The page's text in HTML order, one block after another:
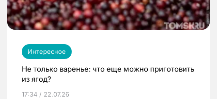
Интересное
Не только варенье: что еще можно приготовить
из ягод?
17:34 / 22.07.26